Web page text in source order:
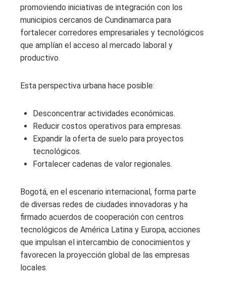
promoviendo iniciativas de integración con los
municipios cercanos de Cundinamarca para
fortalecer corredores empresariales y tecnológicos
que amplían el acceso al mercado laboral y
productivo.
Esta perspectiva urbana hace posible:
Desconcentrar actividades económicas.
Reducir costos operativos para empresas.
Expandir la oferta de suelo para proyectos
tecnológicos.
Fortalecer cadenas de valor regionales.
Bogotá, en el escenario internacional, forma parte
de diversas redes de ciudades innovadoras y ha
firmado acuerdos de cooperación con centros
tecnológicos de América Latina y Europa, acciones
que impulsan el intercambio de conocimientos y
favorecen la proyección global de las empresas
locales.